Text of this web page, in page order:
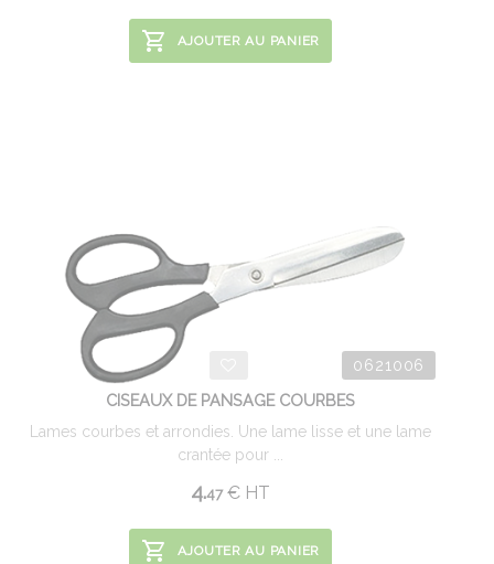
AJOUTER AU PANIER
0621006
CISEAUX DE PANSAGE COURBES
Lames courbes et arrondies. Une lame lisse et une lame
crantée pour ...
4.47 € HT
AJOUTER AU PANIER